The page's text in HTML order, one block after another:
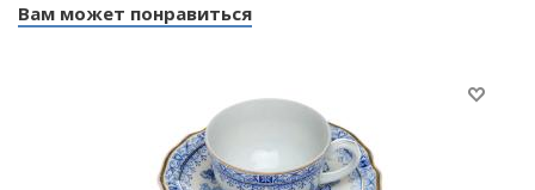
Вам может понравиться